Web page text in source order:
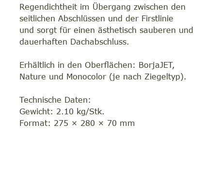
Regendichtheit im Übergang zwischen den
seitlichen Abschlüssen und der Firstlinie
und sorgt für einen ästhetisch sauberen und
dauerhaften Dachabschluss.
Erhältlich in den Oberflächen: BorjaJET,
Nature und Monocolor (je nach Ziegeltyp).
Technische Daten:
Gewicht: 2.10 kg/Stk.
Format: 275 × 280 × 70 mm